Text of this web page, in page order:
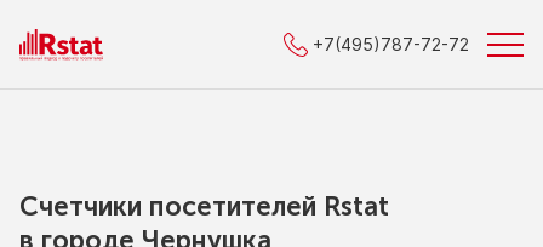
+7(495)787-72-72
Счетчики посетителей Rstat
в городe Чернушка